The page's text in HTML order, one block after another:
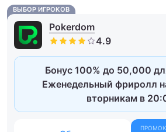
ВЫБОР ИГРОКОВ
Pokerdom
Бонус 100% до 50,000
Еженедельный фриролл
вторникам в